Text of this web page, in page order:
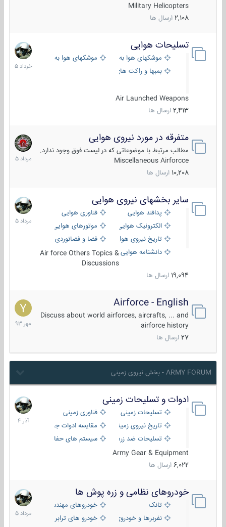
Military Helicopters
2,108 ارسال ها
تسلیحات هوایی
موشکهای هوا به هوا
موشکهای هوا به سطح
بمبها و راکت های هوایی
Air Launched Weapons
2,413 ارسال ها
30
خرداد
1405
متفرقه در مورد نیروی هوایی
مطالب مرتبط با موضوعاتی که در لیست فوق وجود ندارد.
Miscellaneous Airforcce
10,208 ارسال ها
7
مرداد
1405
سایر بخشهای نیروی هوایی
پدافند هوایی
فناوری هوایی
الکترونیک هوایی
موتورهای هوایی
تاریخ نیروی هوایی
فضا و فضانوردی
دانشنامه هواییAir force Others Topics &
Discussions
19,094 ارسال ها
2
مرداد
1405
Airforce - English
Discuss about world airforces, aircrafts, ... and
airforce history
27 ارسال ها
15
مهر
1393
ARMY FORUM - بخش نیروی زمینی
ادوات و تسلیحات زمینی
تسلیحات زمینی
فناوری زمینی
تاریخ نیروی زمینی
مقایسه ادوات جنگی
تسلیحات ضد زره
سیستم های حفاظت فعال
Army Gear & Equipment
6,022 ارسال ها
21
آذر
1404
خودروهای نظامی و زره پوش ها
تانک
خودروهای مهندسی
نفربرها و خودروی های رزمی پیاده نظام
خودرو های ترابری نظامی
2
مرداد
1405